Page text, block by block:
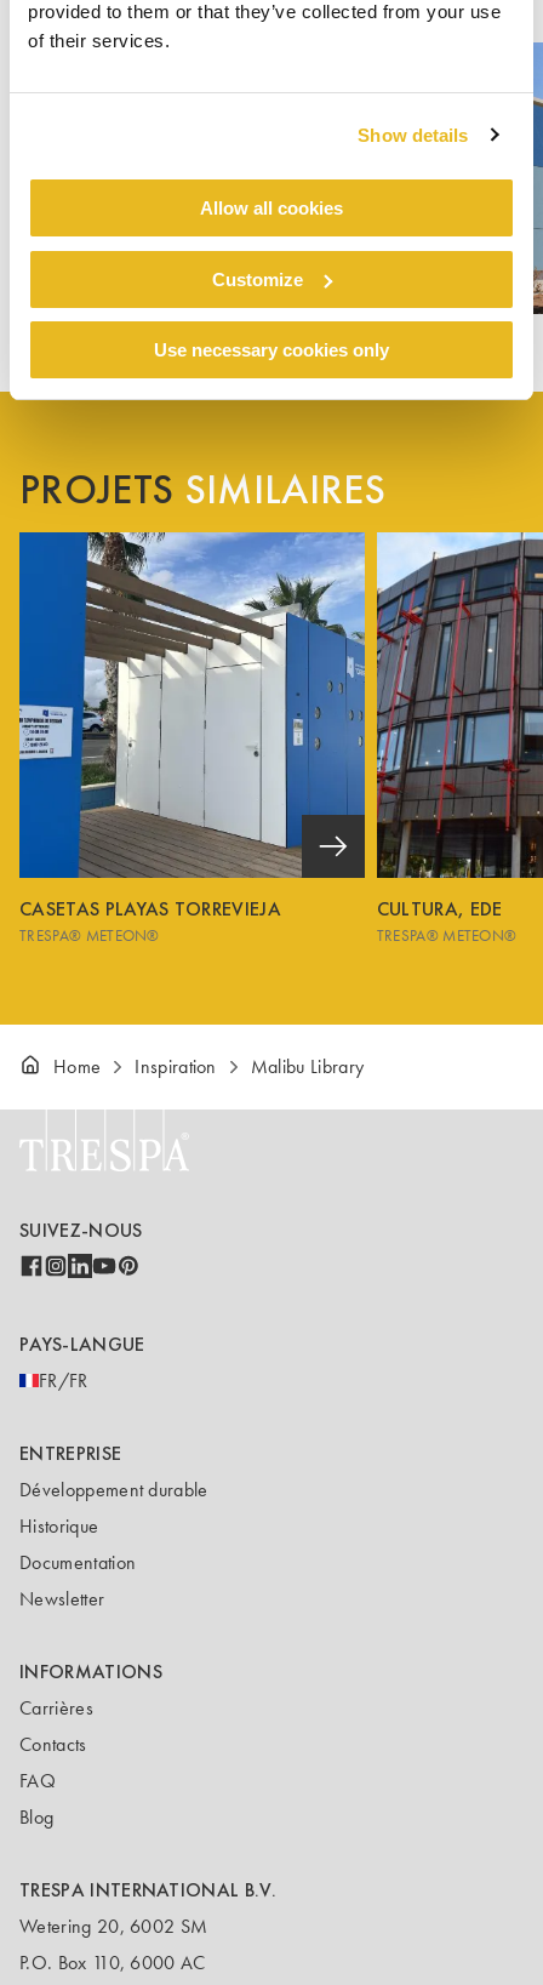
provided to them or that they’ve collected from your use
of their services.
Show details
Allow all cookies
Customize
Use necessary cookies only
PROJETS SIMILAIRES
CASETAS PLAYAS TORREVIEJA
TRESPA® METEON®
CULTURA, EDE
TRESPA® METEON®
Home Inspiration Malibu Library
SUIVEZ-NOUS
PAYS-LANGUE
FR/FR
ENTREPRISE
Développement durable
Historique
Documentation
Newsletter
INFORMATIONS
Carrières
Contacts
FAQ
Blog
TRESPA INTERNATIONAL B.V.
Wetering 20, 6002 SM
P.O. Box 110, 6000 AC